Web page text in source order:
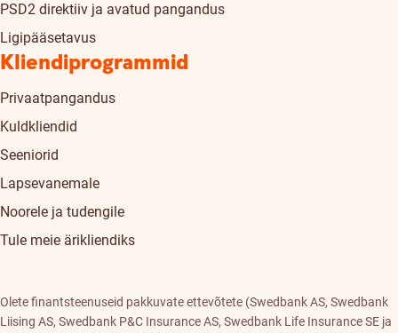
PSD2 direktiiv ja avatud pangandus
Ligipääsetavus
Kliendiprogrammid
Privaatpangandus
Kuldkliendid
Seeniorid
Lapsevanemale
Noorele ja tudengile
Tule meie ärikliendiks
Olete finantsteenuseid pakkuvate ettevõtete (Swedbank AS, Swedbank
Liising AS, Swedbank P&C Insurance AS, Swedbank Life Insurance SE ja